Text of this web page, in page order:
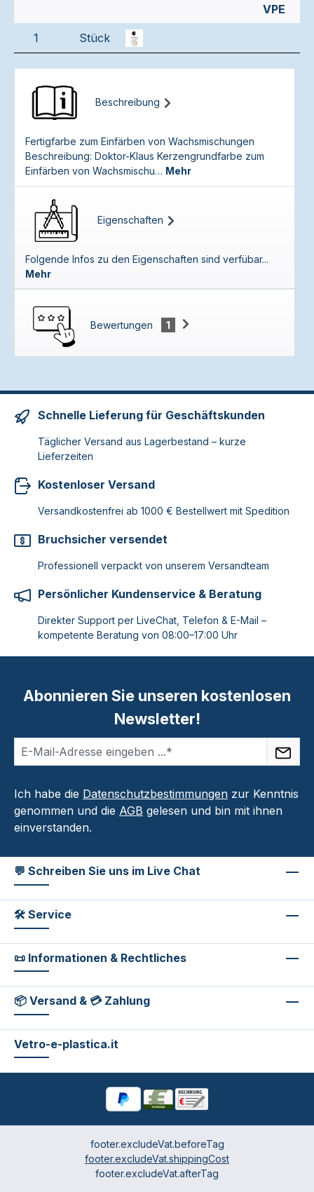
VPE
1 Stück
Beschreibung
Fertigfarbe zum Einfärben von Wachsmischungen
Beschreibung: Doktor-Klaus Kerzengrundfarbe zum
Einfärben von Wachsmischu… Mehr
Eigenschaften
Folgende Infos zu den Eigenschaften sind verfübar...
Mehr
Bewertungen 1
Schnelle Lieferung für Geschäftskunden
Täglicher Versand aus Lagerbestand – kurze
Lieferzeiten
Kostenloser Versand
Versandkostenfrei ab 1000 € Bestellwert mit Spedition
Bruchsicher versendet
Professionell verpackt von unserem Versandteam
Persönlicher Kundenservice & Beratung
Direkter Support per LiveChat, Telefon & E-Mail –
kompetente Beratung von 08:00–17:00 Uhr
Abonnieren Sie unseren kostenlosen
Newsletter!
Ich habe die Datenschutzbestimmungen zur Kenntnis
genommen und die AGB gelesen und bin mit ihnen
einverstanden.
💬 Schreiben Sie uns im Live Chat
🛠 Service
📜 Informationen & Rechtliches
📦 Versand & 💳 Zahlung
Vetro-e-plastica.it
footer.excludeVat.beforeTag
footer.excludeVat.shippingCost
footer.excludeVat.afterTag